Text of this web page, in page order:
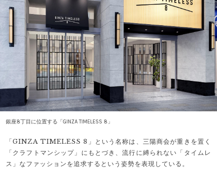
銀座8丁目に位置する「GINZA TIMELESS 8」
「GINZA TIMELESS 8」という名称は、三陽商会が重きを置く
「クラフトマンシップ」にもとづき、流行に縛られない「タイムレ
ス」なファッションを追求するという姿勢を表現している。